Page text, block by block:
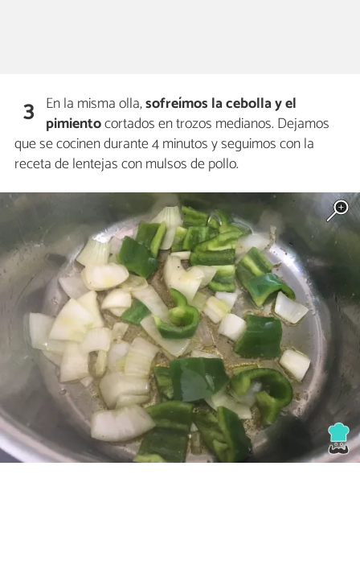
3 En la misma olla,sofreímos la cebolla y el
pimientocortados en trozos medianos. Dejamos
que se cocinen durante 4 minutos y seguimos con la
receta de lentejas con mulsos de pollo.